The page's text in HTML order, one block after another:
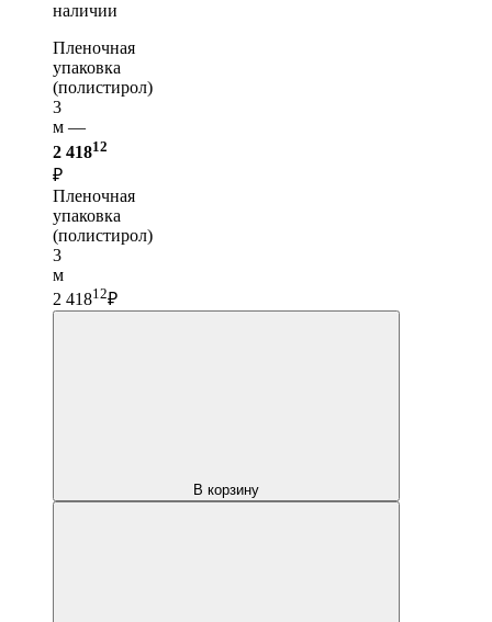
наличии
Пленочная
упаковка
(полистирол)
3
м —
2 41812
₽
Пленочная
упаковка
(полистирол)
3
м
2 41812₽
В корзину